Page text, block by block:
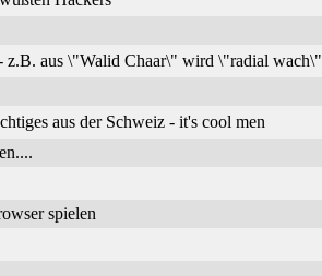
z.B. aus \"Walid Chaar\" wird \"radial wach\"
aus der Schweiz - it's cool men
spielen